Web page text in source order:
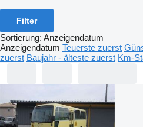
Filter
Sortierung: Anzeigendatum
Anzeigendatum Teuerste zuerst
zuerst Baujahr - älteste zuerst Km-